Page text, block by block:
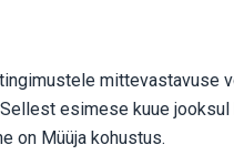
esimese kuue
on Müüja kohustus.